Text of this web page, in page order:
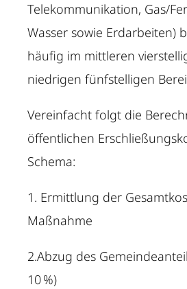
Telekommunikation, Gas/
Wasser sowie Erdarbeiten)
häufig im mittleren
niedrigen fünfstelligen
Vereinfacht folgt die
öffentlichen
Schema:
1. Ermittlung der
Maßnahme
2.Abzug des
10 %)